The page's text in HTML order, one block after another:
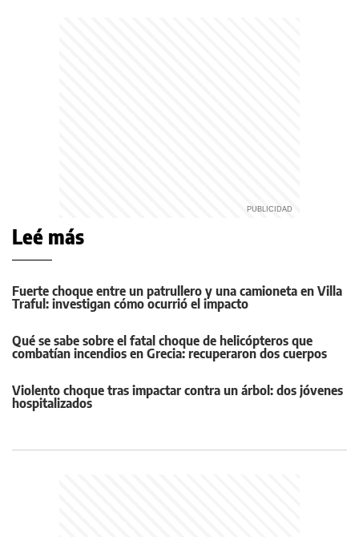
Leé más
Fuerte choque entre un patrullero y una camioneta en Villa
Traful: investigan cómo ocurrió el impacto
Qué se sabe sobre el fatal choque de helicópteros que
combatían incendios en Grecia: recuperaron dos cuerpos
Violento choque tras impactar contra un árbol: dos jóvenes
hospitalizados